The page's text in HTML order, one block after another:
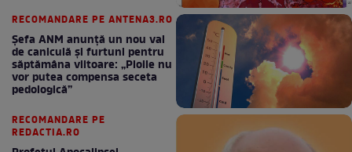
RECOMANDARE PE ANTENA3.RO
Șefa ANM anunță un nou val
de caniculă și furtuni pentru
săptămâna viitoare: „Ploile nu
vor putea compensa seceta
pedologică”
RECOMANDARE PE
REDACTIA.RO